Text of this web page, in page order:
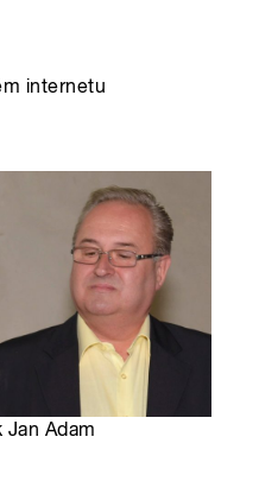
internetu
Jan Adam